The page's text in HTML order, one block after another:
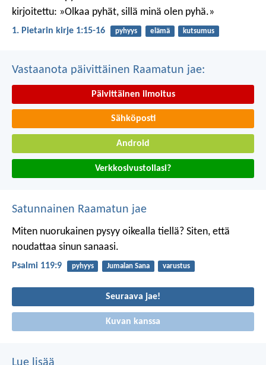
kirjoitettu: »Olkaa pyhät, sillä minä olen pyhä.»
1. Pietarin kirje 1:15-16 pyhyys elämä kutsumus
Vastaanota päivittäinen Raamatun jae:
Päivittäinen ilmoitus
Sähköposti
Android
Verkkosivustollasi?
Satunnainen Raamatun jae
Miten nuorukainen pysyy oikealla tiellä? Siten, että
noudattaa sinun sanaasi.
Psalmi 119:9 pyhyys Jumalan Sana varustus
Seuraava jae!
Kuvan kanssa
Lue lisää